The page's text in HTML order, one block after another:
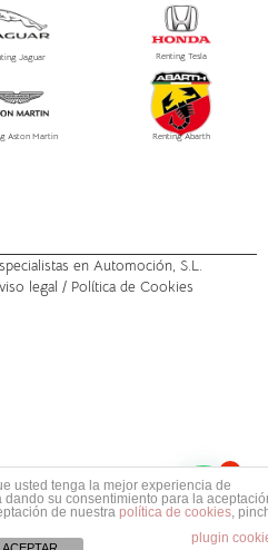
Jaguar Renting Tesla
Aston Martin Renting Abarth
en Automoción, S.L.
legal / Política de Cookies
usted tenga la mejor experiencia de
su consentimiento para la
de nuestra política de cookies,
plugin
1